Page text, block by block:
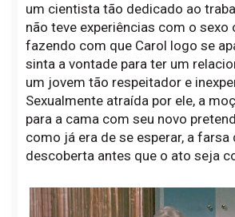
um cientista tão dedicado ao
não teve experiências com o sexo
fazendo com que Carol logo se
sinta a vontade para ter um
um jovem tão respeitador e
Sexualmente atraída por ele, a
para a cama com seu novo
como já era de se esperar, a farsa
descoberta antes que o ato seja